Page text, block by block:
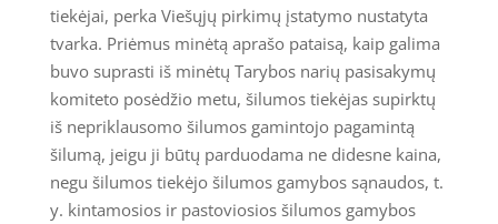
tiekėjai, perka Viešųjų pirkimų įstatymo nustatyta
tvarka. Priėmus minėtą aprašo pataisą, kaip galima
buvo suprasti iš minėtų Tarybos narių pasisakymų
komiteto posėdžio metu, šilumos tiekėjas supirktų
iš nepriklausomo šilumos gamintojo pagamintą
šilumą, jeigu ji būtų parduodama ne didesne kaina,
negu šilumos tiekėjo šilumos gamybos sąnaudos, t.
y. kintamosios ir pastoviosios šilumos gamybos